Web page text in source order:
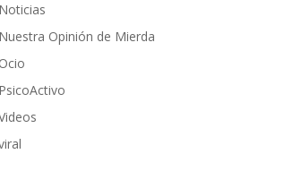
Noticias
Nuestra Opinión de Mierda
Ocio
PsicoActivo